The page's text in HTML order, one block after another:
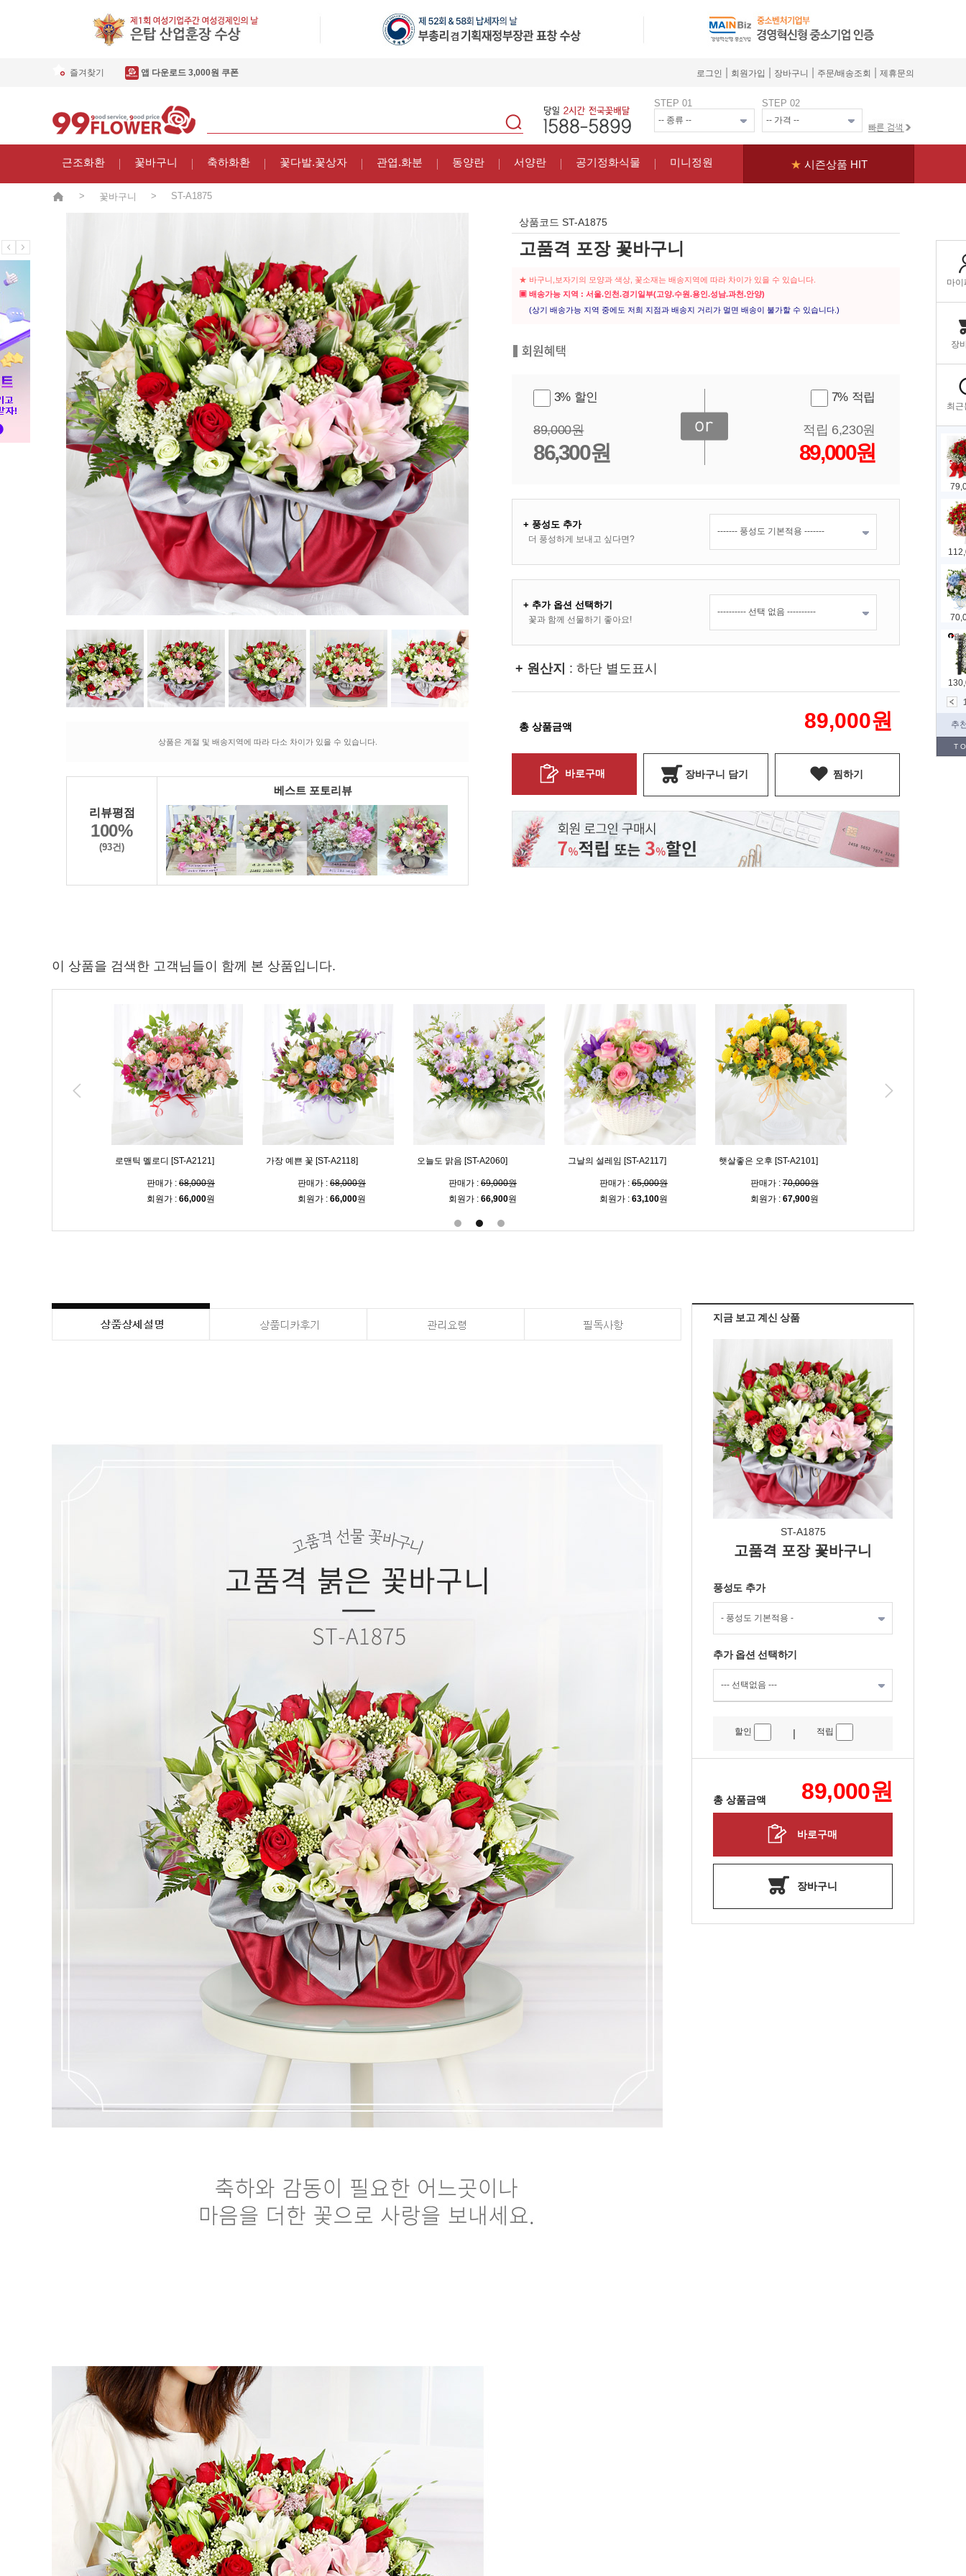
즐겨찾기 앱 다운로드 3,000원 쿠폰 로그인 회원가입 장바구니 주문/배송조회 제휴문의
STEP 01 STEP 02
근조화환 꽃바구니 축하화환 꽃다발.꽃상자 관엽.화분 동양란 서양란 공기정화식물 미니정원 ★ 시즌상품 HIT
> 꽃바구니 > ST-A1875
상품은 계절 및 배송지역에 따라 다소 차이가 있을 수 있습니다.
리뷰평점
100%
(93건)
베스트 포토리뷰
상품코드 ST-A1875
고품격 포장 꽃바구니
★ 바구니,보자기의 모양과 색상, 꽃소재는 배송지역에 따라 차이가 있을 수 있습니다.
▣ 배송가능 지역 : 서울.인천.경기일부(고양.수원.용인.성남.과천.안양)
(상기 배송가능 지역 중에도 저희 지점과 배송지 거리가 멀면 배송이 불가할 수 있습니다.)
3% 할인
89,000원
86,300원
7% 적립
적립 6,230원
89,000원
+ 풍성도 추가
더 풍성하게 보내고 싶다면?
+ 추가 옵션 선택하기
꽃과 함께 선물하기 좋아요!
+ 원산지 : 하단 별도표시
총 상품금액 89,000원
바로구매 장바구니 담기 찜하기
이 상품을 검색한 고객님들이 함께 본 상품입니다.
내게 온 여름 [ST-A2119]
판매가 : 69,000원
회원가 : 66,900원
라비앙 로즈 [ST-A2090]
판매가 : 79,000원
회원가 : 76,600원
또 하나의 사랑 [ST-A2103]
판매가 : 70,000원
회원가 : 67,900원
로즈 세레나데 [ST-A2122]
판매가 : 65,000원
회원가 : 63,100원
눈부신 계절 [ST-A2120]
판매가 : 67,000원
회원가 : 65,000원
지금 보고 계신 상품
ST-A1875
고품격 포장 꽃바구니
풍성도 추가
추가 옵션 선택하기
할인 | 적립
총 상품금액 89,000원
바로구매
장바구니